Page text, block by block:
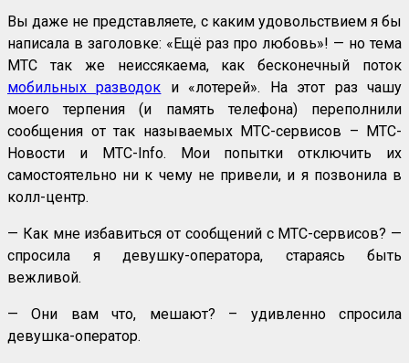
Вы даже не представляете, с каким удовольствием я бы
написала в заголовке: «Ещё раз про любовь»! — но тема
МТС так же неиссякаема, как бесконечный поток
мобильных разводок и «лотерей». На этот раз чашу
моего терпения (и память телефона) переполнили
сообщения от так называемых МТС-сервисов – МТС-
Новости и МТС-Info. Мои попытки отключить их
самостоятельно ни к чему не привели, и я позвонила в
колл-центр.
— Как мне избавиться от сообщений с МТС-сервисов? —
спросила я девушку-оператора, стараясь быть
вежливой.
— Они вам что, мешают? – удивленно спросила
девушка-оператор.